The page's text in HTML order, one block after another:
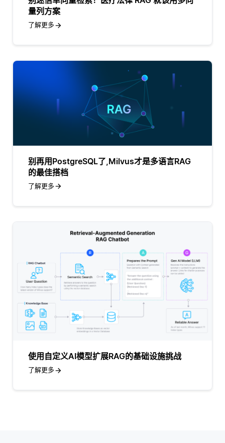
量列方案
了解更多
别再用PostgreSQL了,Milvus才是多语言RAG
的最佳搭档
了解更多
使用自定义AI模型扩展RAG的基础设施挑战
了解更多